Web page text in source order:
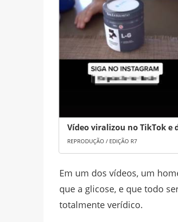
Vídeo viralizou no TikTok e
REPRODUÇÃO / EDIÇÃO R7
Em um dos vídeos, um
que a glicose, e que todo
totalmente verídico.